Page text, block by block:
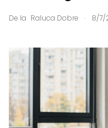
De la Raluca Dobre . 8/7/